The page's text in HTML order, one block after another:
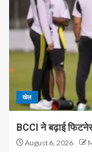
खेल
BCCI ने बढ़ाई
August 6, 2026